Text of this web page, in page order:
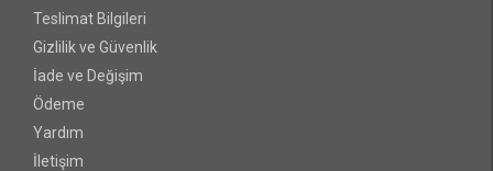
Teslimat Bilgileri
Gizlilik ve Güvenlik
İade ve Değişim
Ödeme
Yardım
İletişim